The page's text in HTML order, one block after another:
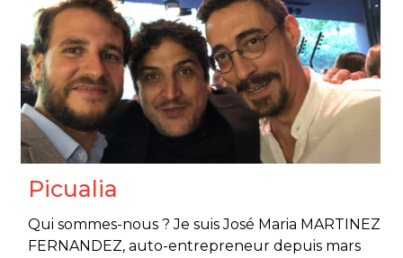
Picualia
Qui sommes-nous ? Je suis José Maria MARTINEZ
FERNANDEZ, auto-entrepreneur depuis mars